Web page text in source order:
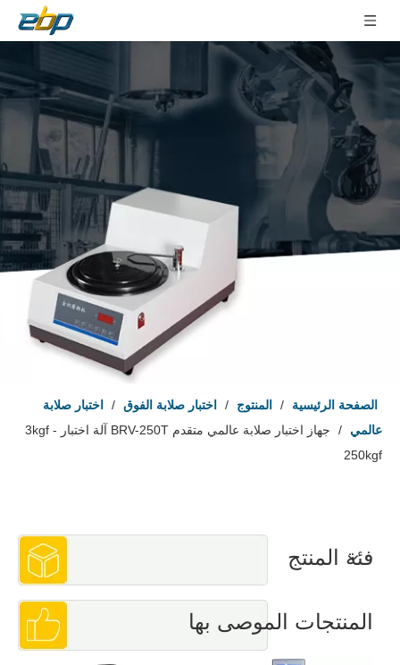
الصفحة الرئيسية / المنتوج / اختبار صلابة الفوق /
اختبار صلابة
عالمي
/
جهاز اختبار صلابة عالمي متقدم BRV-250T آلة اختبار 3kgf -
250kgf
فئة المنتج
المنتجات الموصى بها